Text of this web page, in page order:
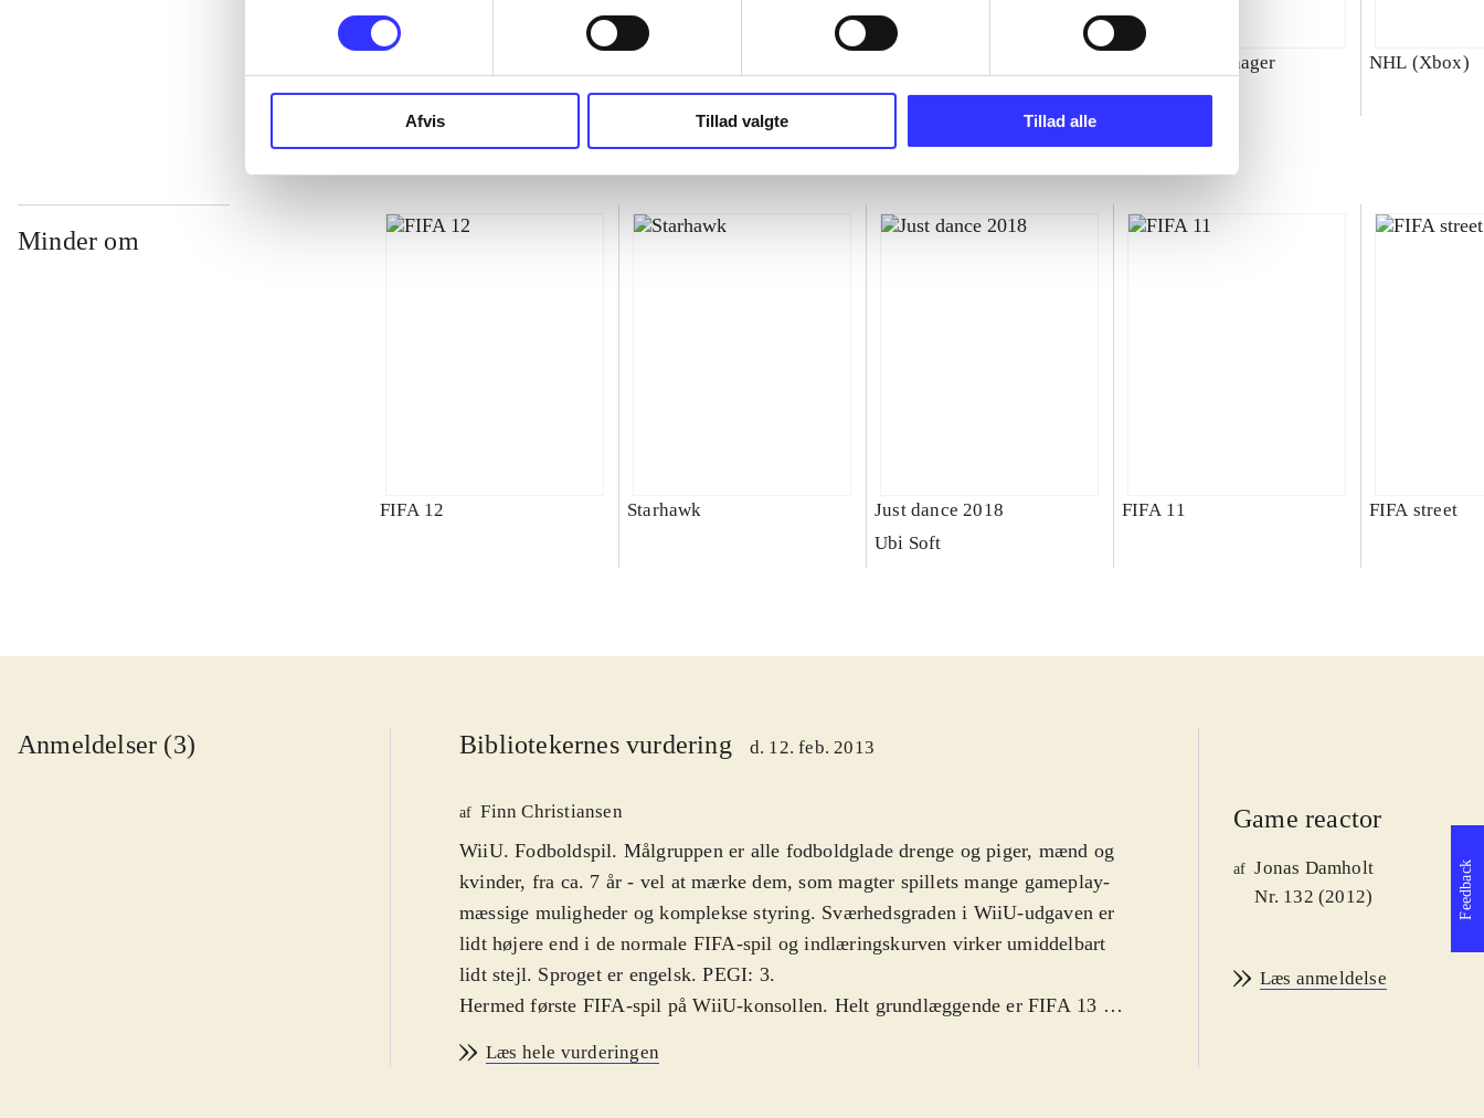
Afvis Tillad valgte Tillad alle
superbike world
Total club manager NHL (Xbox)
Minder om
FIFA 12 Starhawk
Just dance 2018
Ubi Soft
FIFA 11 FIFA street
Anmeldelser (3) Bibliotekernes vurdering d. 12. feb. 2013
af Finn Christiansen
WiiU. Fodboldspil. Målgruppen er alle fodboldglade drenge og piger, mænd og
kvinder, fra ca. 7 år - vel at mærke dem, som magter spillets mange gameplay-
mæssige muligheder og komplekse styring. Sværhedsgraden i WiiU-udgaven er
lidt højere end i de normale FIFA-spil og indlæringskurven virker umiddelbart
lidt stejl. Sproget er engelsk. PEGI: 3.
Hermed første FIFA-spil på WiiU-konsollen. Helt grundlæggende er FIFA 13 et
alt virker som det skal. Spil-mekanikken er solid og realistisk, grafikken er
Læs hele vurderingen
Game reactor
af Jonas Damholt
Nr. 132 (2012)
Læs anmeldelse
Feedback